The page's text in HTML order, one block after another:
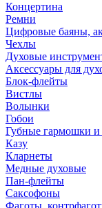
Концертина
Ремни
Цифровые баяны,
Чехлы
Духовые
Аксессуары для
Блок-флейты
Вистлы
Волынки
Гобои
Губные гармошки и
Казу
Кларнеты
Медные духовые
Пан-флейты
Саксофоны
Фаготы,